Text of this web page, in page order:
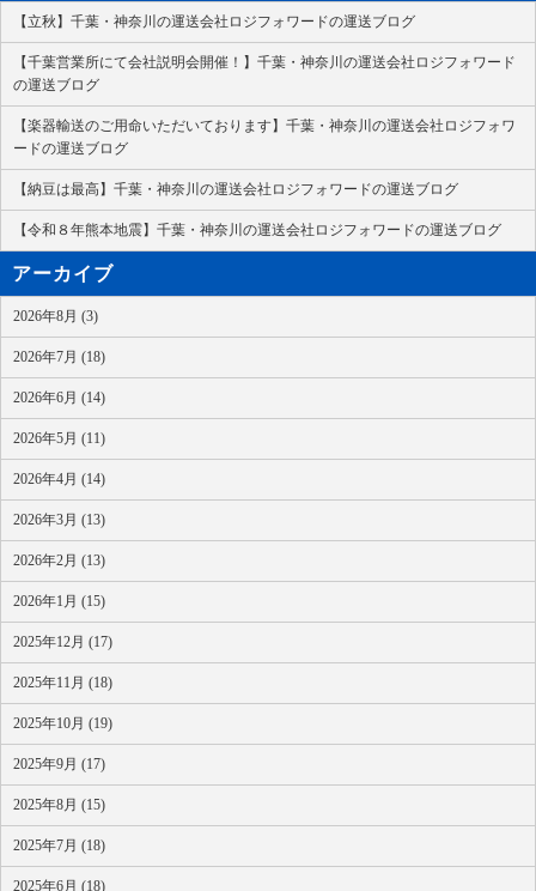
【立秋】千葉・神奈川の運送会社ロジフォワードの運送ブログ
【千葉営業所にて会社説明会開催！】千葉・神奈川の運送会社ロジフォワード
の運送ブログ
【楽器輸送のご用命いただいております】千葉・神奈川の運送会社ロジフォワ
ードの運送ブログ
【納豆は最高】千葉・神奈川の運送会社ロジフォワードの運送ブログ
【令和８年熊本地震】千葉・神奈川の運送会社ロジフォワードの運送ブログ
アーカイブ
2026年8月 (3)
2026年7月 (18)
2026年6月 (14)
2026年5月 (11)
2026年4月 (14)
2026年3月 (13)
2026年2月 (13)
2026年1月 (15)
2025年12月 (17)
2025年11月 (18)
2025年10月 (19)
2025年9月 (17)
2025年8月 (15)
2025年7月 (18)
2025年6月 (18)